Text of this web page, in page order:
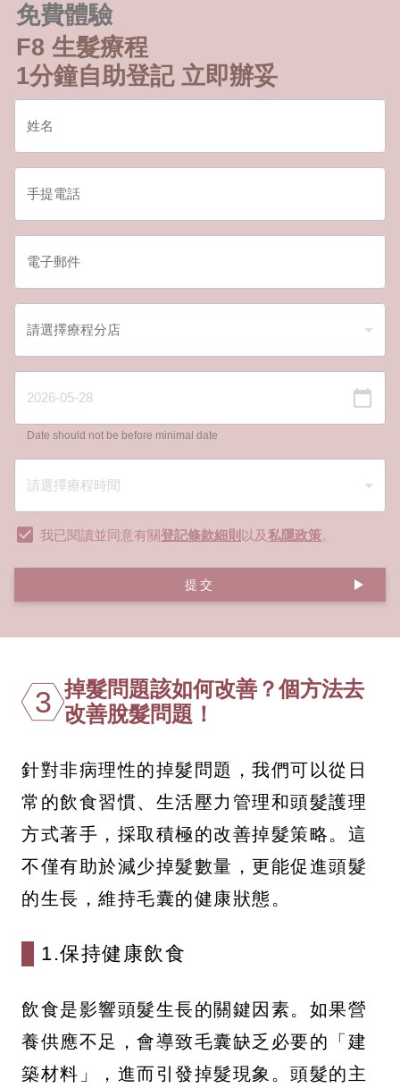
免費體驗
F8 生髮療程
1分鐘自助登記 立即辦妥
Date should not be before minimal date
我已閱讀並同意有關登記條款細則 以及私隱政策。
提交
3 掉髮問題該如何改善？個方法去
改善脫髮問題！
針對非病理性的掉髮問題，我們可以從日
常的飲食習慣、生活壓力管理和頭髮護理
方式著手，採取積極的改善掉髮策略。這
不僅有助於減少掉髮數量，更能促進頭髮
的生長，維持毛囊的健康狀態。
1.保持健康飲食
飲食是影響頭髮生長的關鍵因素。如果營
養供應不足，會導致毛囊缺乏必要的「建
築材料」，進而引發掉髮現象。頭髮的主